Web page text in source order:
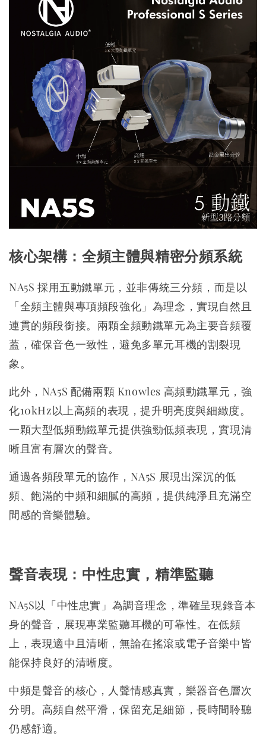
核心架構：全頻主體與精密分頻系統
NA5S 採用五動鐵單元，並非傳統三分頻，而是以
「全頻主體與專項頻段強化」為理念，實現自然且
連貫的頻段銜接。兩顆全頻動鐵單元為主要音頻覆
蓋，確保音色一致性，避免多單元耳機的割裂現
象。
此外，NA5S 配備兩顆 Knowles 高頻動鐵單元，強
化10kHz以上高頻的表現，提升明亮度與細緻度。
一顆大型低頻動鐵單元提供強勁低頻表現，實現清
晰且富有層次的聲音。
通過各頻段單元的協作，NA5S 展現出深沉的低
頻、飽滿的中頻和細膩的高頻，提供純淨且充滿空
間感的音樂體驗。
聲音表現：中性忠實，精準監聽
NA5S以「中性忠實」為調音理念，準確呈現錄音本
身的聲音，展現專業監聽耳機的可靠性。在低頻
上，表現適中且清晰，無論在搖滾或電子音樂中皆
能保持良好的清晰度。
中頻是聲音的核心，人聲情感真實，樂器音色層次
分明。高頻自然平滑，保留充足細節，長時間聆聽
仍感舒適。